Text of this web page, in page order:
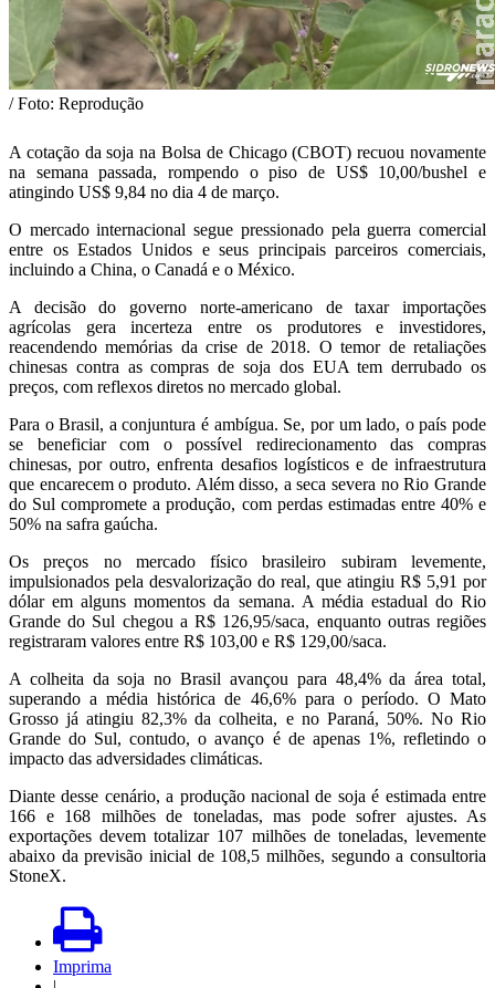
/ Foto: Reprodução
A cotação da soja na Bolsa de Chicago (CBOT) recuou novamente
na semana passada, rompendo o piso de US$ 10,00/bushel e
atingindo US$ 9,84 no dia 4 de março.
O mercado internacional segue pressionado pela guerra comercial
entre os Estados Unidos e seus principais parceiros comerciais,
incluindo a China, o Canadá e o México.
A decisão do governo norte-americano de taxar importações
agrícolas gera incerteza entre os produtores e investidores,
reacendendo memórias da crise de 2018. O temor de retaliações
chinesas contra as compras de soja dos EUA tem derrubado os
preços, com reflexos diretos no mercado global.
Para o Brasil, a conjuntura é ambígua. Se, por um lado, o país pode
se beneficiar com o possível redirecionamento das compras
chinesas, por outro, enfrenta desafios logísticos e de infraestrutura
que encarecem o produto. Além disso, a seca severa no Rio Grande
do Sul compromete a produção, com perdas estimadas entre 40% e
50% na safra gaúcha.
Os preços no mercado físico brasileiro subiram levemente,
impulsionados pela desvalorização do real, que atingiu R$ 5,91 por
dólar em alguns momentos da semana. A média estadual do Rio
Grande do Sul chegou a R$ 126,95/saca, enquanto outras regiões
registraram valores entre R$ 103,00 e R$ 129,00/saca.
A colheita da soja no Brasil avançou para 48,4% da área total,
superando a média histórica de 46,6% para o período. O Mato
Grosso já atingiu 82,3% da colheita, e no Paraná, 50%. No Rio
Grande do Sul, contudo, o avanço é de apenas 1%, refletindo o
impacto das adversidades climáticas.
Diante desse cenário, a produção nacional de soja é estimada entre
166 e 168 milhões de toneladas, mas pode sofrer ajustes. As
exportações devem totalizar 107 milhões de toneladas, levemente
abaixo da previsão inicial de 108,5 milhões, segundo a consultoria
StoneX.
Imprima